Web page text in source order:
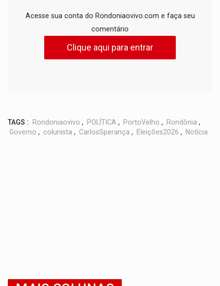
Acesse sua conta do Rondoniaovivo.com e faça seu
comentário
Clique aqui para entrar
TAGS : Rondoniaovivo , POLÍTICA , PortoVelho , Rondônia ,
Governo , colunista , CarlosSperança , Eleições2026 , Notícia